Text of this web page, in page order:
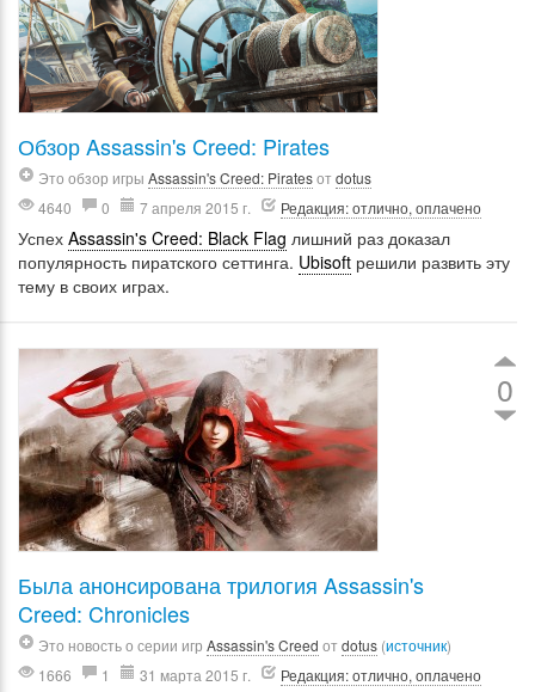
Обзор Assassin's Creed: Pirates
Это обзор игры Assassin's Creed: Piratesотdotus
4640
0 7 апреля 2015 г. Редакция: отлично, оплачено
Успех Assassin's Creed: Black Flag лишний раз доказал
популярность пиратского сеттинга. Ubisoft решили развить эту
тему в своих играх.
0
Была анонсирована трилогия Assassin's
Creed: Chronicles
Это новость о серии игр Assassin's Creed отdotus (источник)
1666
1 31 марта 2015 г. Редакция: отлично, оплачено